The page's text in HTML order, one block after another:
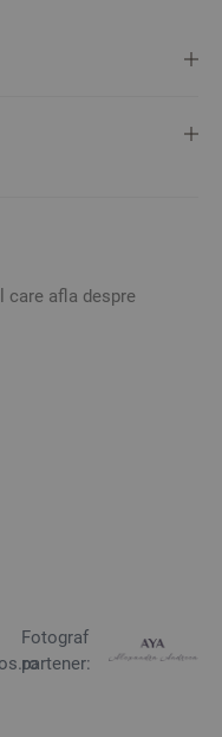
care afla despre
Fotograf
partener: